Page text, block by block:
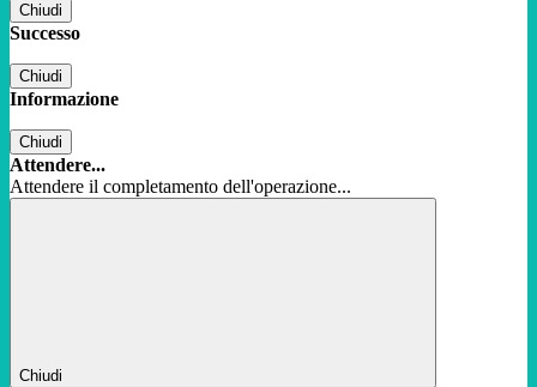
Chiudi
Successo
Chiudi
Informazione
Chiudi
Attendere...
Attendere il completamento dell'operazione...
Chiudi